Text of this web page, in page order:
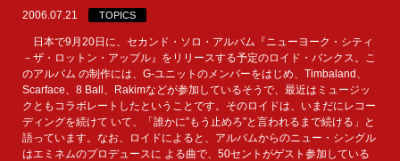
2006.07.21 TOPICS
日本で9月20日に、セカンド・ソロ・アルバム『ニューヨーク・シティ
－ザ・ロットン・アップル』をリリースする予定のロイド・バンクス。こ
のアルバム の制作には、G-ユニットのメンバーをはじめ、Timbaland、
Scarface、8 Ball、Rakimなどが参加しているそうで、最近はミュージッ
クともコラボレートしたということです。そのロイドは、いまだにレコー
ディングを続けて いて、「誰かに”もう止めろ”と言われるまで続ける」と
語っています。なお、ロイドによると、アルバムからのニュー・シングル
はエミネムのプロデュースに よる曲で、50セントがゲスト参加している